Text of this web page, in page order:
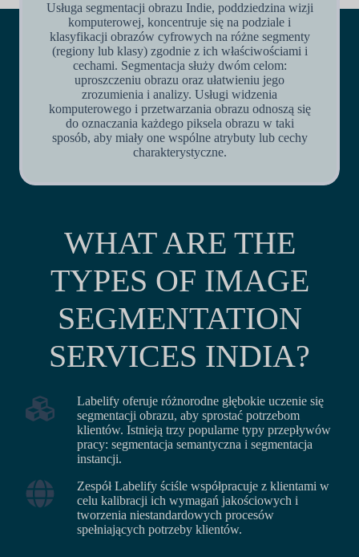
Usługa segmentacji obrazu Indie, poddziedzina wizji
komputerowej, koncentruje się na podziale i
klasyfikacji obrazów cyfrowych na różne segmenty
(regiony lub klasy) zgodnie z ich właściwościami i
cechami. Segmentacja służy dwóm celom:
uproszczeniu obrazu oraz ułatwieniu jego
zrozumienia i analizy. Usługi widzenia
komputerowego i przetwarzania obrazu odnoszą się
do oznaczania każdego piksela obrazu w taki
sposób, aby miały one wspólne atrybuty lub cechy
charakterystyczne.
WHAT ARE THE
TYPES OF IMAGE
SEGMENTATION
SERVICES INDIA?
Labelify oferuje różnorodne głębokie uczenie się
segmentacji obrazu, aby sprostać potrzebom
klientów. Istnieją trzy popularne typy przepływów
pracy: segmentacja semantyczna i segmentacja
instancji.
Zespół Labelify ściśle współpracuje z klientami w
celu kalibracji ich wymagań jakościowych i
tworzenia niestandardowych procesów
spełniających potrzeby klientów.